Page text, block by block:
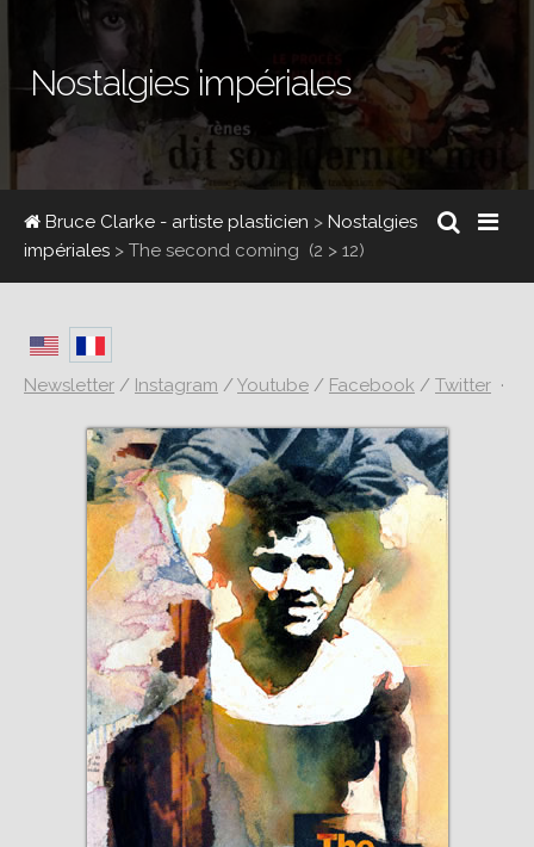
Nostalgies impériales
Bruce Clarke - artiste plasticien > Nostalgies
impériales > The second coming (2 > 12)
Newsletter / Instagram /Youtube / Facebook / Twitter ·